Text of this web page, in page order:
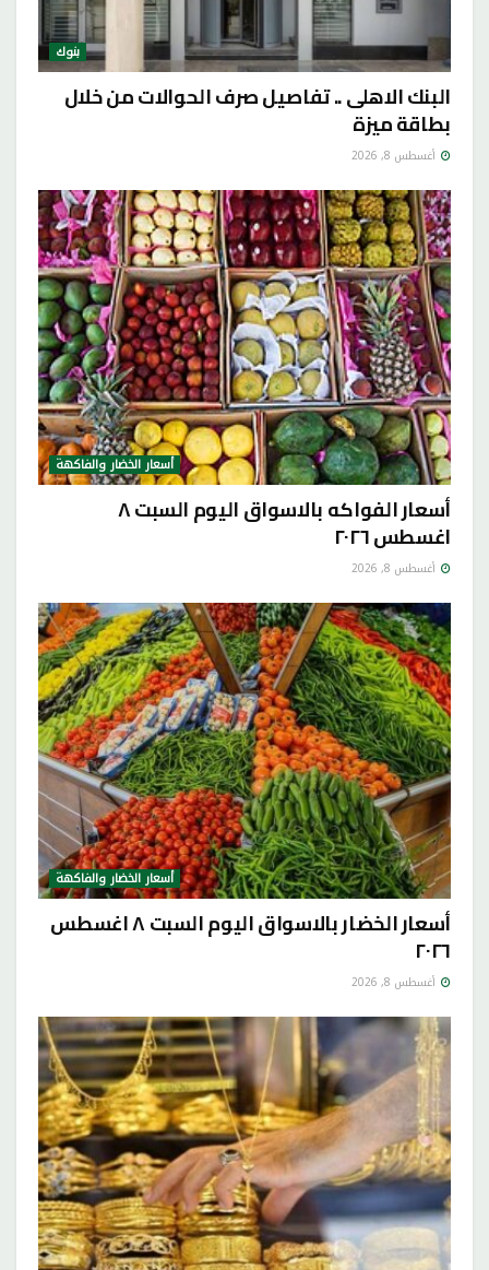
بنوك
البنك الاهلى .. تفاصيل صرف الحوالات من خلال
بطاقة ميزة
أغسطس 8, 2026
أسعار الخضار والفاكهة
أسعار الفواكه بالاسواق اليوم السبت ٨
اغسطس ٢٠٢٦
أغسطس 8, 2026
أسعار الخضار والفاكهة
أسعار الخضار بالاسواق اليوم السبت ٨ اغسطس
٢٠٢٦
أغسطس 8, 2026